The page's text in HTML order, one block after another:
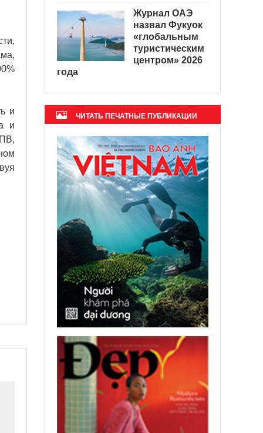
и
и
Журнал ОАЭ
назвал Фукуок
«глобальным
туристическим
центром» 2026
года
ЧИТАТЬ ПЕЧАТНЫЕ ПУБЛИКАЦИИ